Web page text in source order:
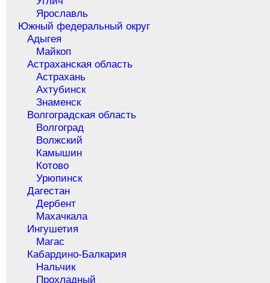
Ярославль
Южный федеральный округ
Адыгея
Майкоп
Астраханская область
Астрахань
Ахтубинск
Знаменск
Волгоградская область
Волгоград
Волжский
Камышин
Котово
Урюпинск
Дагестан
Дербент
Махачкала
Ингушетия
Магас
Кабардино-Балкария
Нальчик
Прохладный